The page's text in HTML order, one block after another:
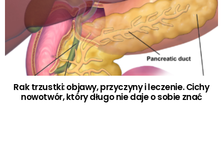
Rak trzustki: objawy, przyczyny i leczenie. Cichy
nowotwór, który długo nie daje o sobie znać